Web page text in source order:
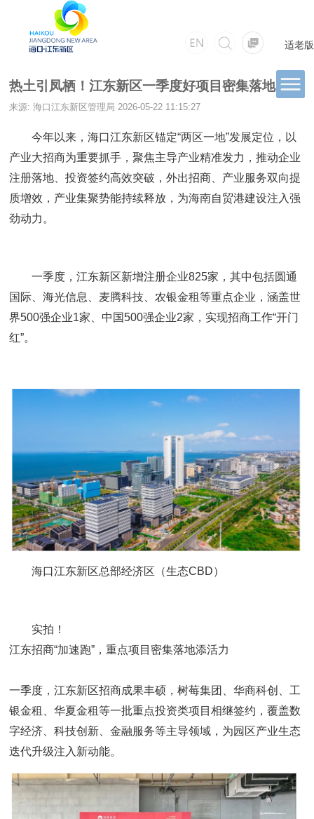
适老版
热土引凤栖！江东新区一季度好项目密集落地
来源: 海口江东新区管理局 2026-05-22 11:15:27
今年以来，海口江东新区锚定“两区一地”发展定位，以
产业大招商为重要抓手，聚焦主导产业精准发力，推动企业
注册落地、投资签约高效突破，外出招商、产业服务双向提
质增效，产业集聚势能持续释放，为海南自贸港建设注入强
劲动力。
一季度，江东新区新增注册企业825家，其中包括圆通
国际、海光信息、麦腾科技、农银金租等重点企业，涵盖世
界500强企业1家、中国500强企业2家，实现招商工作“开门
红”。
海口江东新区总部经济区（生态CBD）
实拍！
江东招商“加速跑”，重点项目密集落地添活力
一季度，江东新区招商成果丰硕，树莓集团、华商科创、工
银金租、华夏金租等一批重点投资类项目相继签约，覆盖数
字经济、科技创新、金融服务等主导领域，为园区产业生态
迭代升级注入新动能。